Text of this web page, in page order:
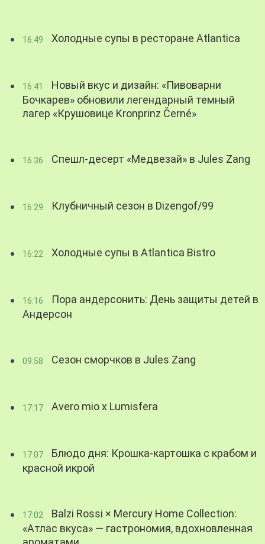
16:49 Холодные супы в ресторане Atlantica
16:41
Новый вкус и дизайн: «Пивоварни
Бочкарев» обновили легендарный темный
лагер «Крушовице Kronprinz Černé»
16:36 Спешл-десерт «Медвезай» в Jules Zang
16:29 Клубничный сезон в Dizengof/99
16:22 Холодные супы в Atlantica Bistro
16:16
Пора андерсонить: День защиты детей в
Андерсон
09:58 Сезон сморчков в Jules Zang
17:17 Avero mio x Lumisfera
17:07
Блюдо дня: Крошка-картошка с крабом и
красной икрой
17:02
Balzi Rossi × Mercury Home Collection:
«Атлас вкуса» — гастрономия, вдохновленная